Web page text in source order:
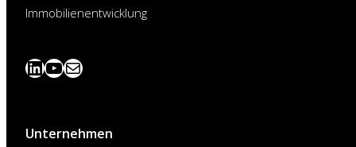
Immobilienentwicklung
LinkedIn
YouTube
News
Unternehmen